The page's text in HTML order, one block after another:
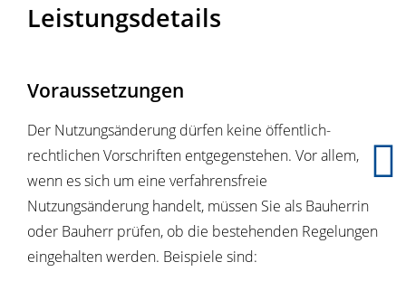
Leistungsdetails
Voraussetzungen
Der Nutzungsänderung dürfen keine öffentlich-
rechtlichen Vorschriften entgegenstehen. Vor allem,
wenn es sich um eine verfahrensfreie
Nutzungsänderung handelt, müssen Sie als Bauherrin
oder Bauherr prüfen, ob die bestehenden Regelungen
eingehalten werden. Beispiele sind: